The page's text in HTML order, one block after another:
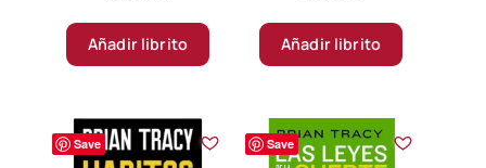
Añadir librito Añadir librito
Save Save